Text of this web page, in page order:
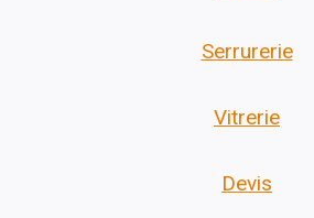
Serrurerie
Vitrerie
Devis